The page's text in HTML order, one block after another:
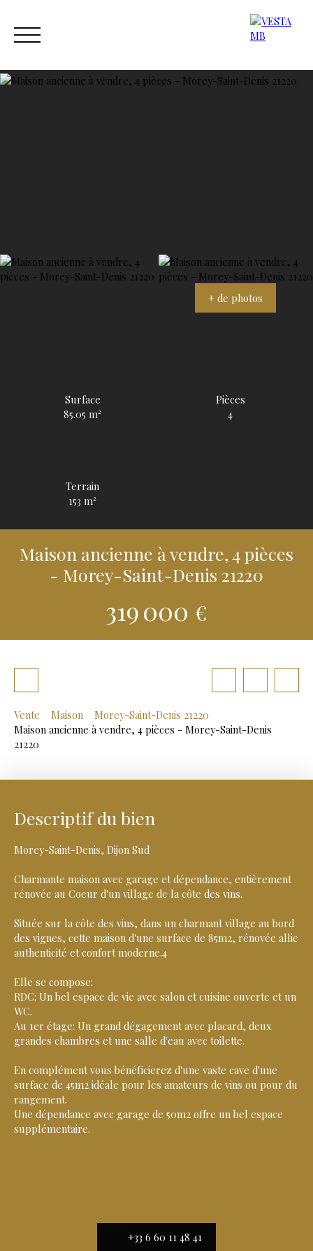
+ de photos
Surface
85.05m²
Pièces
4
Terrain
153m²
Maison ancienne à vendre, 4 pièces
- Morey-Saint-Denis 21220
319 000 €
Vente Maison
Morey-Saint-Denis 21220
Maison ancienne à vendre, 4 pièces - Morey-Saint-Denis
21220
Descriptif du bien
Morey-Saint-Denis, Dijon Sud
Charmante maison avec garage et dépendance, entièrement
rénovée au Coeur d'un village de la côte des vins.
Située sur la côte des vins, dans un charmant village au bord
des vignes, cette maison d'une surface de 85m2, rénovée allie
authenticité et confort moderne.4
Elle se compose:
RDC: Un bel espace de vie avec salon et cuisine ouverte et un
WC.
Au 1er étage: Un grand dégagement avec placard, deux
grandes chambres et une salle d'eau avec toilette.
En complément vous bénéficierez d'une vaste cave d'une
surface de 45m2 idéale pour les amateurs de vins ou pour du
rangement.
Une dépendance avec garage de 50m2 offre un bel espace
supplémentaire.
+33 6 60 11 48 41